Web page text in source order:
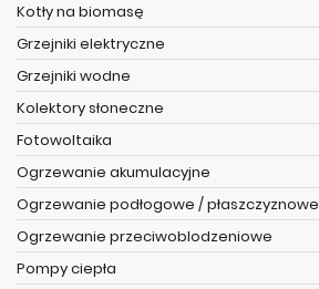
Kotły na biomasę
Grzejniki elektryczne
Grzejniki wodne
Kolektory słoneczne
Fotowoltaika
Ogrzewanie akumulacyjne
Ogrzewanie podłogowe / płaszczyznowe
Ogrzewanie przeciwoblodzeniowe
Pompy ciepła